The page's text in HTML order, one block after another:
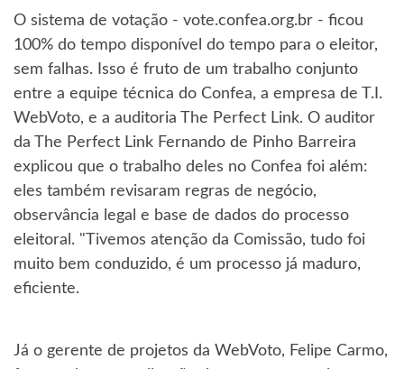
O sistema de votação - vote.confea.org.br - ficou
100% do tempo disponível do tempo para o eleitor,
sem falhas. Isso é fruto de um trabalho conjunto
entre a equipe técnica do Confea, a empresa de T.I.
WebVoto, e a auditoria The Perfect Link. O auditor
da The Perfect Link Fernando de Pinho Barreira
explicou que o trabalho deles no Confea foi além:
eles também revisaram regras de negócio,
observância legal e base de dados do processo
eleitoral. "Tivemos atenção da Comissão, tudo foi
muito bem conduzido, é um processo já maduro,
eficiente.
Já o gerente de projetos da WebVoto, Felipe Carmo,